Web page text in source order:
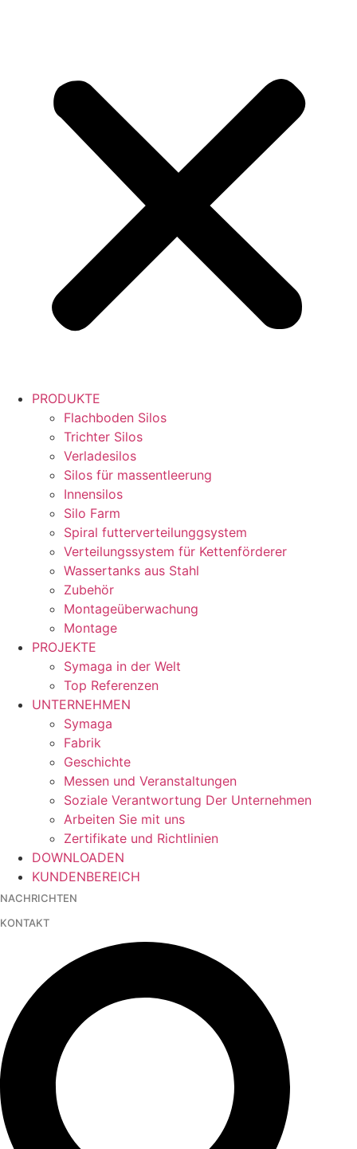
PRODUKTE
Flachboden Silos
Trichter Silos
Verladesilos
Silos für massentleerung
Innensilos
Silo Farm
Spiral futterverteilunggsystem
Verteilungssystem für Kettenförderer
Wassertanks aus Stahl
Zubehör
Montageüberwachung
Montage
PROJEKTE
Symaga in der Welt
Top Referenzen
UNTERNEHMEN
Symaga
Fabrik
Geschichte
Messen und Veranstaltungen
Soziale Verantwortung Der Unternehmen
Arbeiten Sie mit uns
Zertifikate und Richtlinien
DOWNLOADEN
KUNDENBEREICH
NACHRICHTEN
KONTAKT